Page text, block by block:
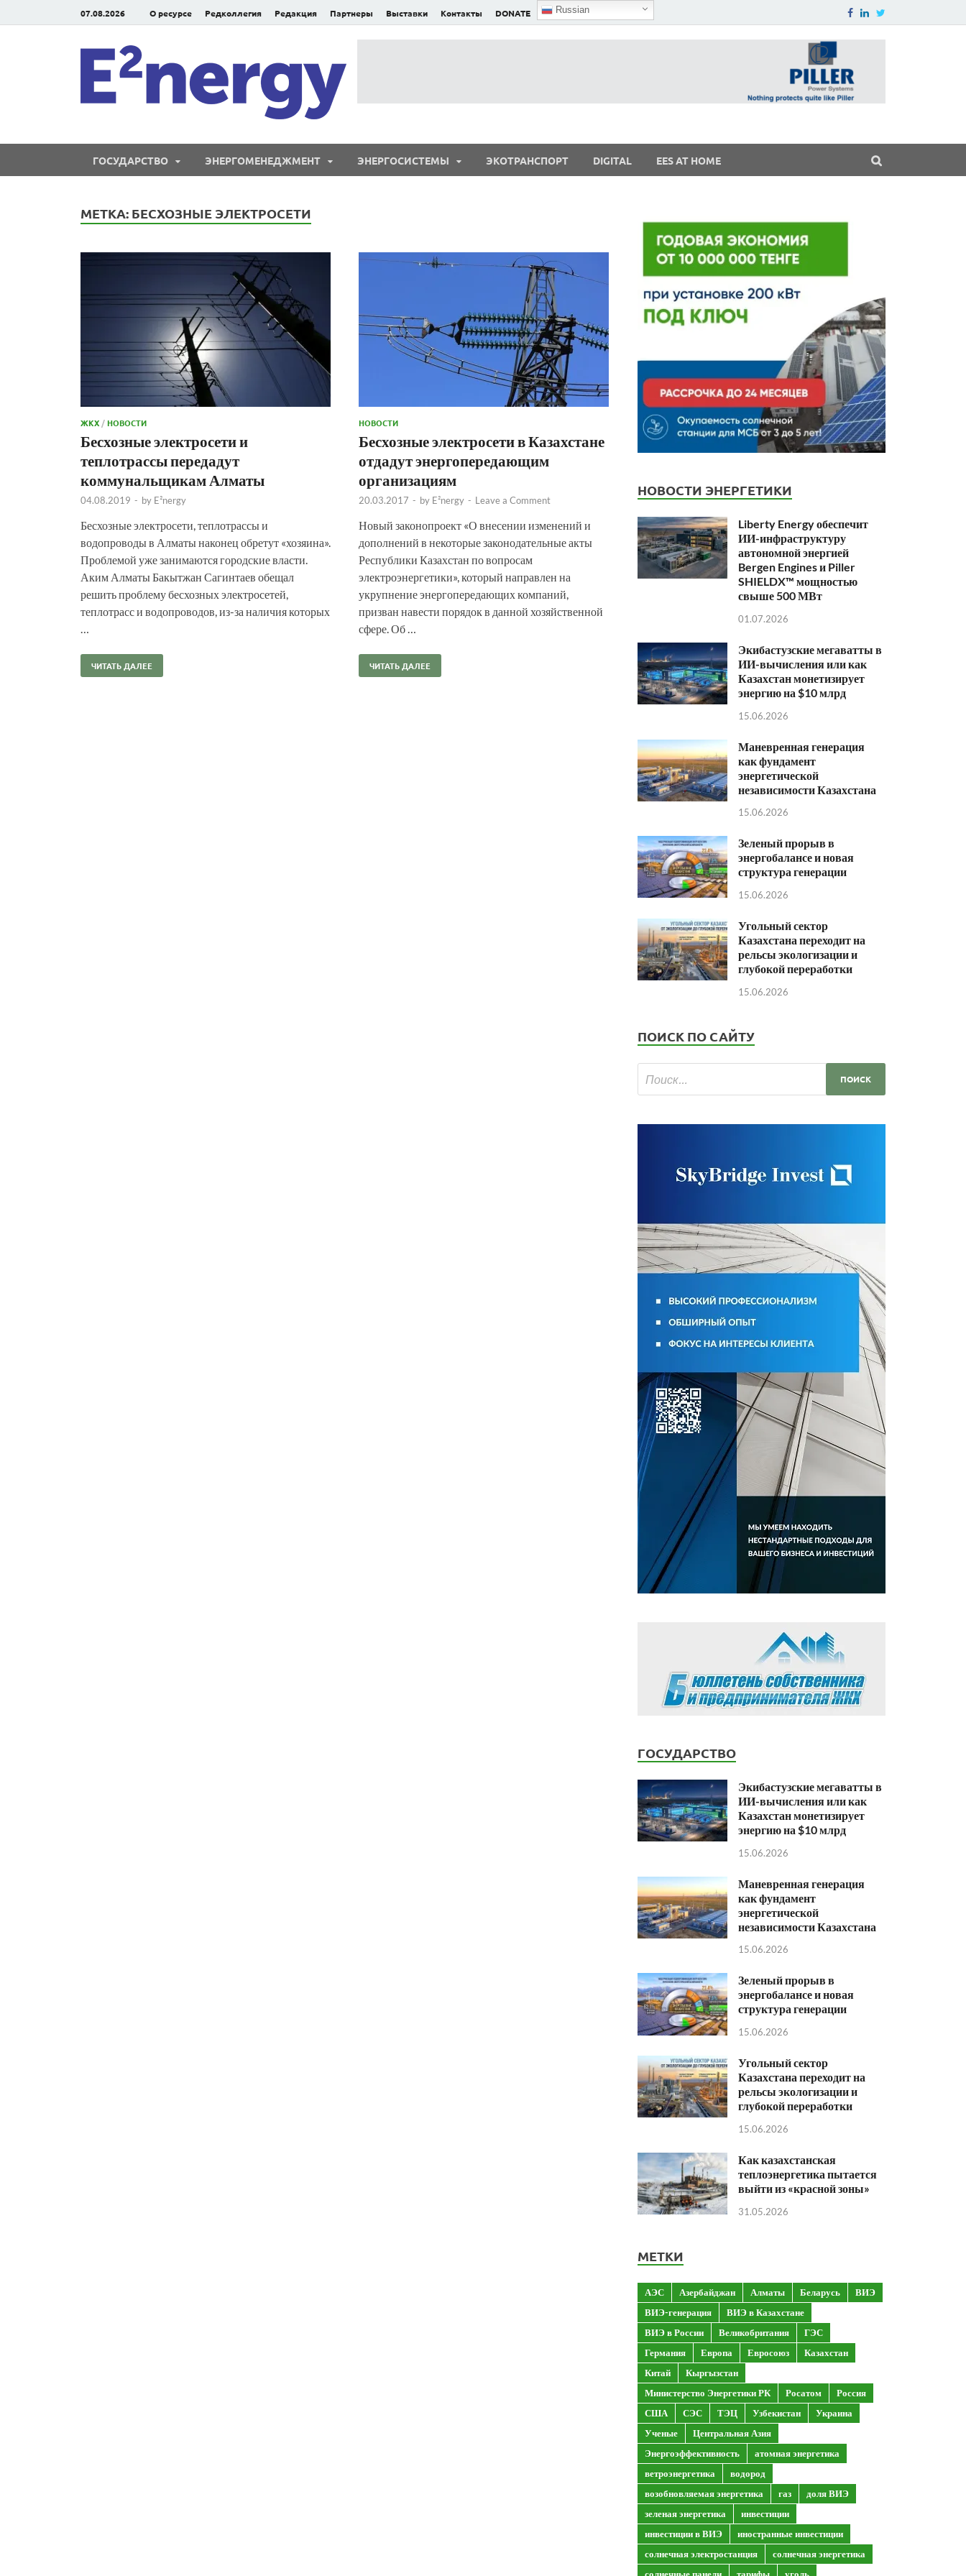
07.08.2026 О ресурсе Редколлегия Редакция Партнеры Выставки Контакты DONATE Russian
ГОСУДАРСТВО ЭНЕРГОМЕНЕДЖМЕНТ ЭНЕРГОСИСТЕМЫ ЭКОТРАНСПОРТ DIGITAL EES AT HOME
МЕТКА: БЕСХОЗНЫЕ ЭЛЕКТРОСЕТИ
ЖКХ /НОВОСТИ
Бесхозные электросети и
теплотрассы передадут
коммунальщикам Алматы
04.08.2019 - by E²nergy
Бесхозные электросети, теплотрассы и
водопроводы в Алматы наконец обретут «хозяина».
Проблемой уже занимаются городские власти.
Аким Алматы Бакытжан Сагинтаев обещал
решить проблему бесхозных электросетей,
теплотрасс и водопроводов, из-за наличия которых
ЧИТАТЬ ДАЛЕЕ
НОВОСТИ
Бесхозные электросети в Казахстане
отдадут энергопередающим
организациям
20.03.2017 - by E²nergy - Leave a Comment
Новый законопроект «О внесении изменений и
дополнений в некоторые законодательные акты
Республики Казахстан по вопросам
электроэнергетики», который направлен на
укрупнение энергопередающих компаний,
призван навести порядок в данной хозяйственной
сфере. Об …
ЧИТАТЬ ДАЛЕЕ
НОВОСТИ ЭНЕРГЕТИКИ
Liberty Energy обеспечит
ИИ-инфраструктуру
автономной энергией
Bergen Engines и Piller
SHIELDX™ мощностью
свыше 500 МВт
01.07.2026
Экибастузские мегаватты в
ИИ-вычисления или как
Казахстан монетизирует
энергию на $10 млрд
15.06.2026
Маневренная генерация
как фундамент
энергетической
независимости Казахстана
15.06.2026
Зеленый прорыв в
энергобалансе и новая
структура генерации
15.06.2026
Угольный сектор
Казахстана переходит на
рельсы экологизации и
глубокой переработки
15.06.2026
ПОИСК ПО САЙТУ
ГОСУДАРСТВО
Экибастузские мегаватты в
ИИ-вычисления или как
Казахстан монетизирует
энергию на $10 млрд
15.06.2026
Маневренная генерация
как фундамент
энергетической
независимости Казахстана
15.06.2026
Зеленый прорыв в
энергобалансе и новая
структура генерации
15.06.2026
Угольный сектор
Казахстана переходит на
рельсы экологизации и
глубокой переработки
15.06.2026
Как казахстанская
теплоэнергетика пытается
выйти из «красной зоны»
31.05.2026
МЕТКИ
АЭС Азербайджан Алматы Беларусь
ВИЭ
ВИЭ-генерация
ВИЭ в Казахстане
ВИЭ в России
Великобритания
ГЭС
Германия
Европа Евросоюз
Казахстан
Китай
Кыргызстан
Министерство Энергетики РК
Росатом
Россия
США
СЭС ТЭЦ Узбекистан
Украина
Ученые
Центральная Азия
Энергоэффективность
атомная энергетика
ветроэнергетика
водород
возобновляемая энергетика
газ
доля ВИЭ
зеленая энергетика
инвестиции
инвестиции в ВИЭ
иностранные инвестиции
солнечная электростанция
солнечная энергетика
солнечные панели
тарифы уголь